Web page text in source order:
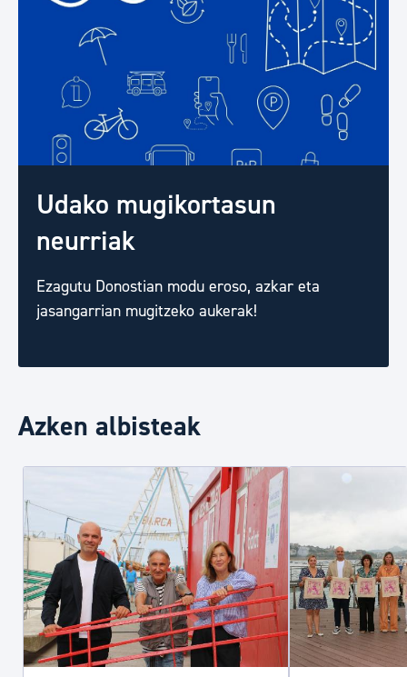
Udako mugikortasun
neurriak
Ezagutu Donostian modu eroso, azkar eta
jasangarrian mugitzeko aukerak!
Azken albisteak